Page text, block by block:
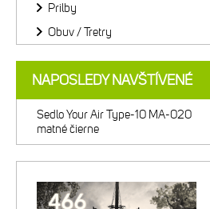
Prilby
Obuv / Tretry
NAPOSLEDY NAVŠTÍVENÉ
Sedlo Your Air Type-10 MA-020
matné čierne